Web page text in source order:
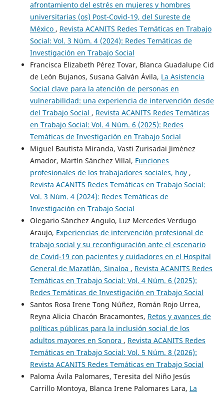
afrontamiento del estrés en mujeres y hombres
universitarias (os) Post-Covid-19, del Sureste de
México , Revista ACANITS Redes Temáticas en Trabajo
Social: Vol. 3 Núm. 4 (2024): Redes Temáticas de
Investigación en Trabajo Social
Francisca Elizabeth Pérez Tovar, Blanca Guadalupe Cid
de León Bujanos, Susana Galván Ávila, La Asistencia
Social clave para la atención de personas en
vulnerabilidad: una experiencia de intervención desde
del Trabajo Social , Revista ACANITS Redes Temáticas
en Trabajo Social: Vol. 4 Núm. 6 (2025): Redes
Temáticas de Investigación en Trabajo Social
Miguel Bautista Miranda, Vasti Zurisadai Jiménez
Amador, Martín Sánchez Villal, Funciones
profesionales de los trabajadores sociales, hoy ,
Revista ACANITS Redes Temáticas en Trabajo Social:
Vol. 3 Núm. 4 (2024): Redes Temáticas de
Investigación en Trabajo Social
Olegario Sánchez Angulo, Luz Mercedes Verdugo
Araujo, Experiencias de intervención profesional de
trabajo social y su reconfiguración ante el escenario
de Covid-19 con pacientes y cuidadores en el Hospital
General de Mazatlán, Sinaloa , Revista ACANITS Redes
Temáticas en Trabajo Social: Vol. 4 Núm. 6 (2025):
Redes Temáticas de Investigación en Trabajo Social
Santos Rosa Irene Tong Núñez, Román Rojo Urrea,
Reyna Alicia Chacón Bracamontes, Retos y avances de
políticas públicas para la inclusión social de los
adultos mayores en Sonora , Revista ACANITS Redes
Temáticas en Trabajo Social: Vol. 5 Núm. 8 (2026):
Revista ACANITS Redes Temáticas en Trabajo Social
Paloma Ávila Palomares, Teresita del Niño Jesús
Carrillo Montoya, Blanca Irene Palomares Lara, La